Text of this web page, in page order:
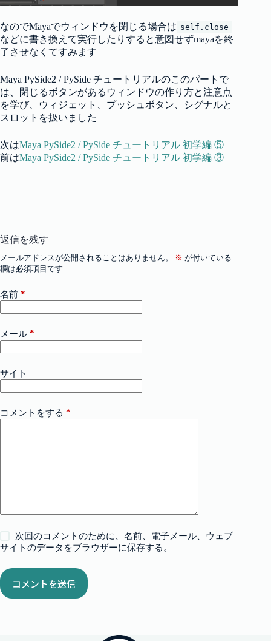
なのでMayaでウィンドウを閉じる場合は self.close
などに書き換えて実行したりすると意図せずmayaを終
了させなくてすみます
Maya PySide2 / PySide チュートリアルのこのパートで
は、閉じるボタンがあるウィンドウの作り方と注意点
を学び、ウィジェット、プッシュボタン、シグナルと
スロットを扱いました
次はMaya PySide2 / PySide チュートリアル 初学編 ⑤
前はMaya PySide2 / PySide チュートリアル 初学編 ③
返信を残す
メールアドレスが公開されることはありません。 ※ が付いている
欄は必須項目です
名前 *
メール *
サイト
コメントをする *
次回のコメントのために、名前、電子メール、ウェブ
サイトのデータをブラウザーに保存する。
コメントを送信